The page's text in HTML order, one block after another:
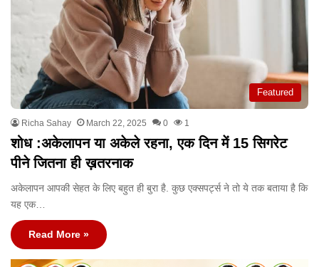
Featured
Richa Sahay March 22, 2025 0 1
शोध :अकेलापन या अकेले रहना, एक दिन में 15 सिगरेट
पीने जितना ही ख़तरनाक
अकेलापन आपकी सेहत के लिए बहुत ही बुरा है. कुछ एक्सपर्ट्स ने तो ये तक बताया है कि
यह एक…
Read More »